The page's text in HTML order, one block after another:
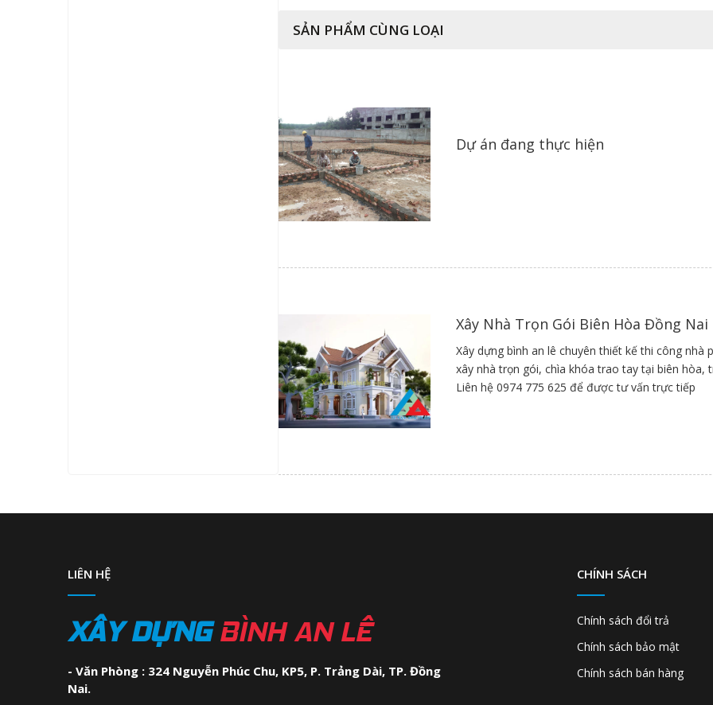
SẢN PHẨM CÙNG LOẠI
Dự án đang thực hiện
Xây Nhà Trọn Gói Biên Hòa Đồng Nai
Xây dựng bình an lê chuyên thiết kế thi công
xây nhà trọn gói, chìa khóa trao tay tại biên
Liên hệ 0974 775 625 để được tư vấn trực tiếp
LIÊN HỆ
XÂY DỰNG BÌNH AN LÊ
- Văn Phòng : 324 Nguyễn Phúc Chu, KP5, P. Trảng Dài, TP. Đồng
Nai.
CHÍNH SÁCH
Chính sách đổi trả
Chính sách bảo mật
Chính sách bán hàng